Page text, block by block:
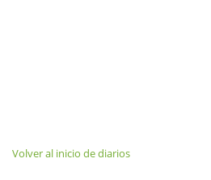
Volver al inicio de diarios